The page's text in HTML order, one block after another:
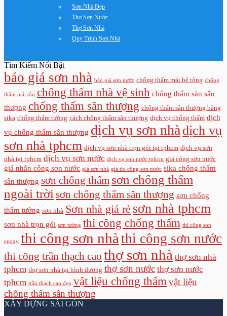
Sơn Nhà Đẹp
Thợ Sơn Nước
Thợ Sơn Nhà
Quy Trình Sơn Nhà
Tìm Kiếm Nổi Bật
báo giá sơn nhà báo giá sơn nước chống thấm mái bê tông chống
thấm mái tôn chống thấm nhà vệ sinh chống thấm sàn sân
thượng chống thấm sân thượng chống thấm sân thượng bằng
sika chống thấm tường cách chống thấm sân thượng dịch vụ chống thấm dịch
vụ chống thấm sân thượng dịch vụ sơn nhà dịch vụ
sơn nhà tphcm dịch vụ sơn nhà trọn gói tại tphcm dịch vụ sơn
nhà tại tphcm dịch vụ sơn nước dịch vụ sơn nước tphcm giá công sơn nước
giá nhân công sơn nước giá sơn nhà giá thi công sơn nước sika chống thấm
sân thượng sơn chống thấm sơn chống thấm
ngoài trời sơn chống thấm sân thượng sơn chống
thấm tường sơn nhà Sơn nhà giá rẻ sơn nhà tphcm
sơn nhà trọn gói sơn tường thi công chống thấm thi công sơn
epoxy thi công sơn nhà thi công sơn nước
thi công trần thạch cao thợ sơn nhà thợ sơn nhà
tphcm thợ sơn nhà tại bình dương thợ sơn nước thợ sơn nước
tphcm trần thạch cao đẹp vật liệu chống thấm vật liệu
chống thấm sân thượng
XÂY DỰNG SÀI GÒN